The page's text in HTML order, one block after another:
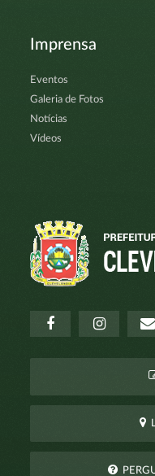
Imprensa
Eventos
Galeria de Fotos
Notícias
Vídeos